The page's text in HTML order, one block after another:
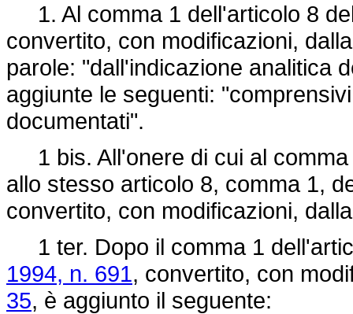
1. Al comma 1 dell'articolo 8
convertito, con modificazioni,
parole: "dall'indicazione analitica
aggiunte le seguenti:
documentati".
1 bis. All'onere di cui al comma
allo stesso articolo 8, comma 1,
convertito, con modificazioni,
1 ter. Dopo il comma 1
1994, n. 691, convertito, con
35, è aggiunto il seguente: